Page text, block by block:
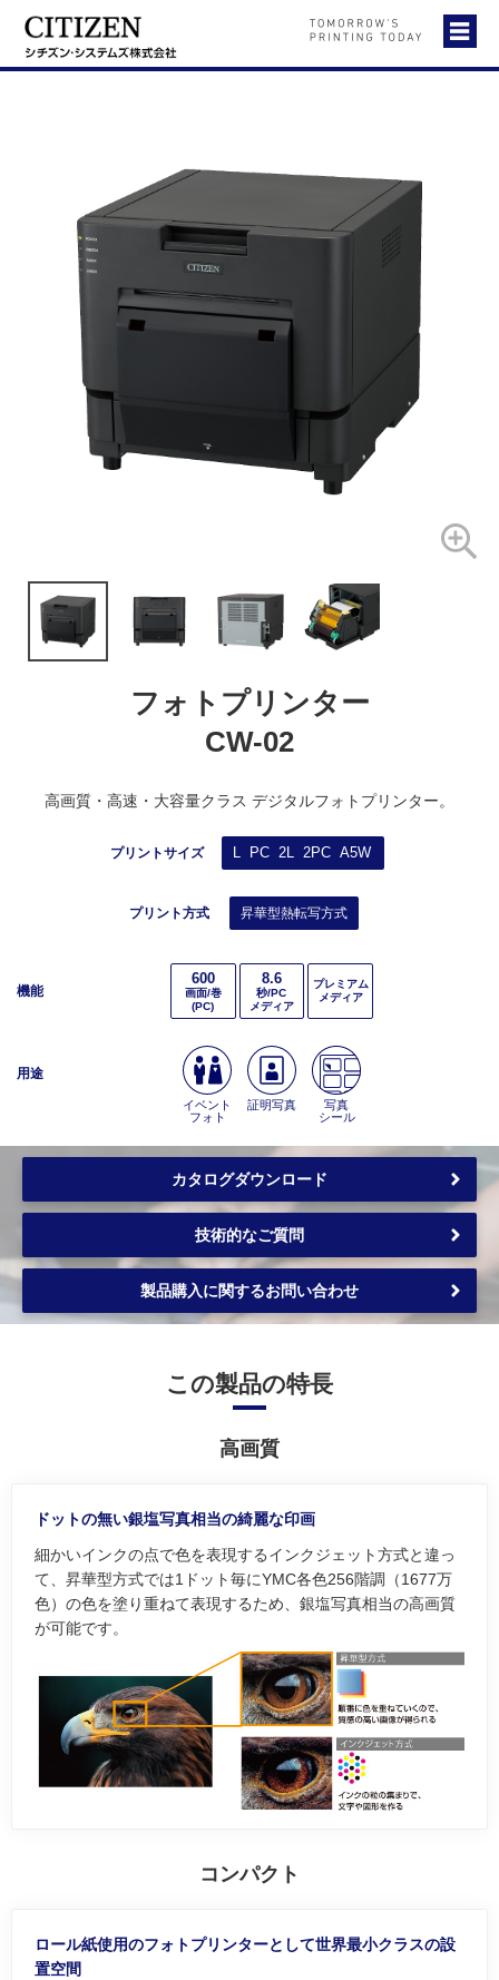
フォトプリンター
CW-02
高画質・高速・大容量クラス デジタルフォトプリンター。
プリントサイズ L PC 2L 2PC A5W
プリント方式 昇華型熱転写方式
機能
600
画面/巻
(PC)
8.6
秒/PC
メディア
プレミアム
メディア
用途
イベント
フォト
証明写真
写真
シール
カタログダウンロード
技術的なご質問
製品購入に関するお問い合わせ
この製品の特長
高画質
ドットの無い銀塩写真相当の綺麗な印画
細かいインクの点で色を表現するインクジェット方式と違っ
て、昇華型方式では1ドット毎にYMC各色256階調（1677万
色）の色を塗り重ねて表現するため、銀塩写真相当の高画質
が可能です。
コンパクト
ロール紙使用のフォトプリンターとして世界最小クラスの設
置空間